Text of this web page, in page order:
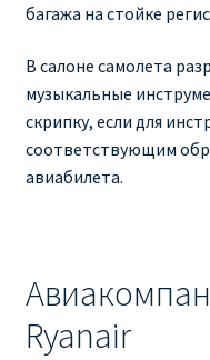
багажа на стойке
В салоне самолета
музыкальные
скрипку, если для
соответствующим
авиабилета.
Ryanair